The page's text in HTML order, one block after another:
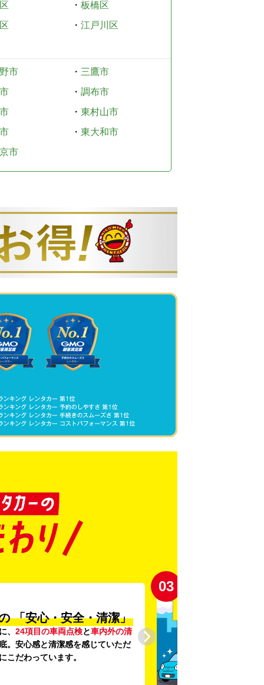
・ 板橋区
・ 江戸川区
市 ・ 三鷹市
・ 調布市
・ 東村山市
・ 東大和市
市
「安心・安全・清潔」
、 24項目の車両点検と車内外の清
。安心感と清潔感を感じていただ
こだわっています。
03